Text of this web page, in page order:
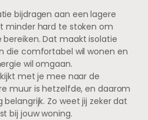
bijdragen aan een lagere
minder hard te stoken om
Dat maakt isolatie
die comfortabel wil wonen en
wil omgaan.
met je mee naar de
muur is hetzelfde, en daarom
Zo weet jij zeker dat
bij jouw woning.